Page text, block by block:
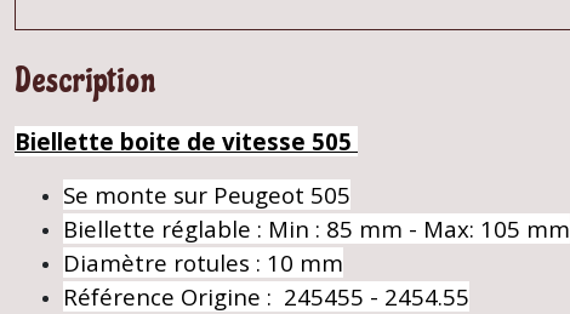
Description
Biellette boite de vitesse 505
Se monte sur Peugeot 505
Biellette réglable : Min : 85 mm - Max: 105 mm
Diamètre rotules : 10 mm
Référence Origine : 245455 - 2454.55